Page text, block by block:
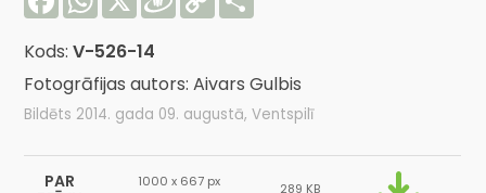
Link
Kods:V-526-14
Fotogrāfijas autors: Aivars Gulbis
Bildēts 2014. gada 09. augustā, Ventspilī
PAR
1000 x 667 px 289 KB